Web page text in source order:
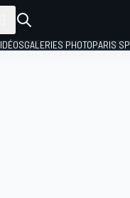
GALERIES PHOTOPARIS